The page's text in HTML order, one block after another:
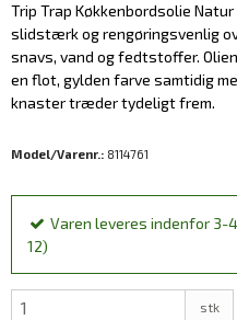
Trip Trap Køkkenbordsolie
slidstærk og rengøringsvenlig
snavs, vand og fedtstoffer.
en flot, gylden farve samtidig
knaster træder tydeligt frem.
Model/Varenr.: 8114761
Varen leveres indenfor 3-
12)
stk